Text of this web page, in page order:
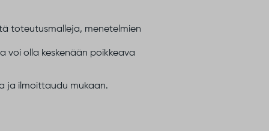
toteutusmalleja, menetelmien
voi olla keskenään poikkeava
ja i lmoittaudu mukaan.